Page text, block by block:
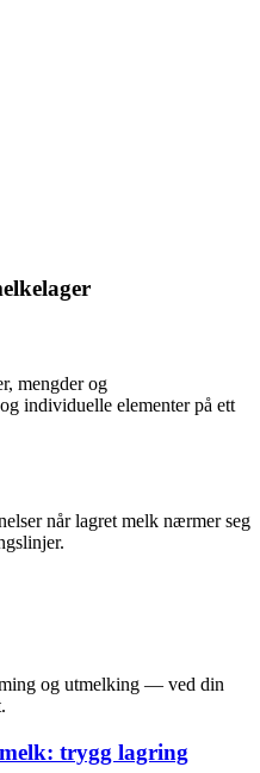
mengder og
individuelle elementer på ett
når lagret melk nærmer seg
og utmelking — ved din
trygg lagring